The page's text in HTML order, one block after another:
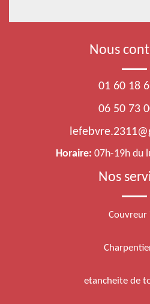
Nous
01 60 18
06 50 73
Horaire: 07h-19h du
Nos
Couvreur
etancheite de